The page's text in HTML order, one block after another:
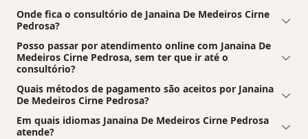
Onde fica o consultório de Janaina De Medeiros Cirne
Pedrosa?
Posso passar por atendimento online com Janaina De
Medeiros Cirne Pedrosa, sem ter que ir até o
consultório?
Quais métodos de pagamento são aceitos por Janaina
De Medeiros Cirne Pedrosa?
Em quais idiomas Janaina De Medeiros Cirne Pedrosa
atende?